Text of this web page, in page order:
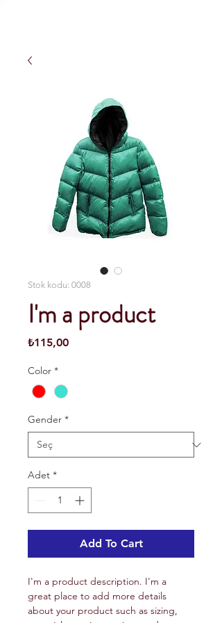
Stok kodu: 0008
I'm a product
₺115,00Fiyat
Color *
Gender *
Adet *
Add To Cart
I'm a product description. I'm a
great place to add more details
about your product such as sizing,